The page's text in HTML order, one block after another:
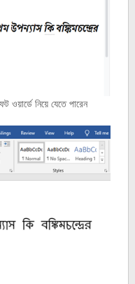
ওয়ার্ডে নিয়ে যেতে পারেন